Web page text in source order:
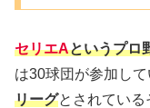
セリエAというプロ
は30球団が参加して
リーグとされている